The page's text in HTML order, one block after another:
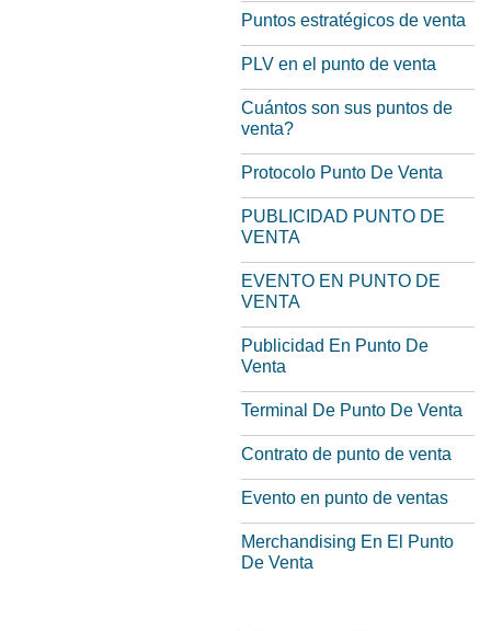
Puntos estratégicos de venta
PLV en el punto de venta
Cuántos son sus puntos de
venta?
Protocolo Punto De Venta
PUBLICIDAD PUNTO DE
VENTA
EVENTO EN PUNTO DE
VENTA
Publicidad En Punto De
Venta
Terminal De Punto De Venta
Contrato de punto de venta
Evento en punto de ventas
Merchandising En El Punto
De Venta